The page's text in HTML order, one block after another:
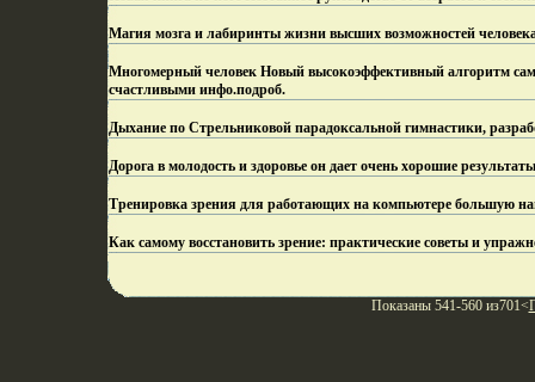
Магия мозга и лабиринты жизни высших возможностей
Многомерный человек Новый высокоэффективный алгоритм
счастливыми инфо.подроб.
Дыхание по Стрельниковой парадоксальной гимнастики,
Дорога в молодость и здоровье он дает очень хорошие
Тренировка зрения для работающих на компьютере большую
Как самому восстановить зрение: практические советы и
Показаны 541-560 из701<